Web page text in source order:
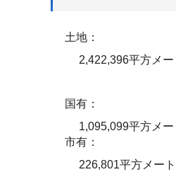
土地：
2,422,396平方メ
国有：
1,095,099平方メ
市有：
226,801平方メー